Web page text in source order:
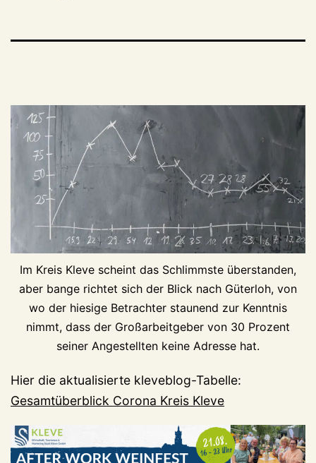
Im Kreis Kleve scheint das Schlimmste überstanden,
aber bange richtet sich der Blick nach Güterloh, von
wo der hiesige Betrachter staunend zur Kenntnis
nimmt, dass der Großarbeitgeber von 30 Prozent
seiner Angestellten keine Adresse hat.
Hier die aktualisierte kleveblog-Tabelle:
Gesamtüberblick Corona Kreis Kleve